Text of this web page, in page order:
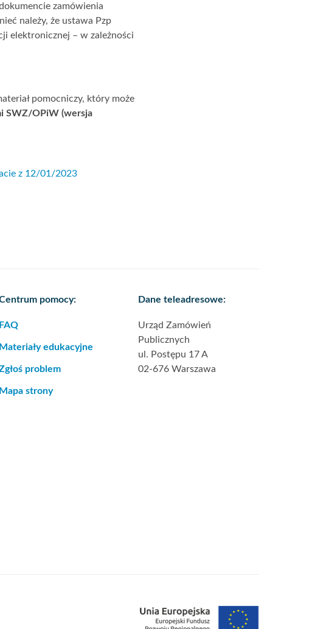
zamówienia
należy, że ustawa Pzp
elektronicznej – w zależności
pomocniczy, który może
SWZ/OPiW (wersja
z 12/01/2023
pomocy:
FAQ
Materiały edukacyjne
problem
Mapa strony
Dane teleadresowe:
Urząd Zamówień
Publicznych
ul. Postępu 17 A
02-676 Warszawa